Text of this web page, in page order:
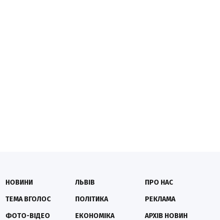
НОВИНИ
ТЕМА ВГОЛОС
ФОТО-ВІДЕО
ЛЬВІВ
ПОЛІТИКА
ЕКОНОМІКА
ПРО НАС
РЕКЛАМА
АРХІВ НОВИН